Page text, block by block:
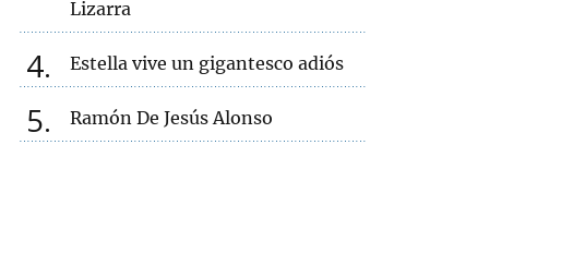
Lizarra
4 Estella vive un gigantesco adiós
5 Ramón De Jesús Alonso